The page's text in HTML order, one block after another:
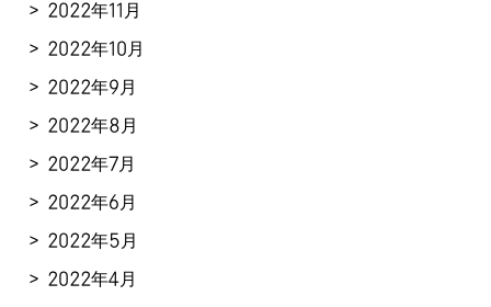
2022年11月
2022年10月
2022年9月
2022年8月
2022年7月
2022年6月
2022年5月
2022年4月